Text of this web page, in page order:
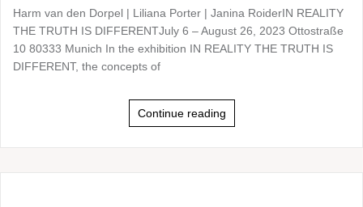
Harm van den Dorpel | Liliana Porter | Janina RoiderIN REALITY
THE TRUTH IS DIFFERENTJuly 6 – August 26, 2023 Ottostraße
10 80333 Munich In the exhibition IN REALITY THE TRUTH IS
DIFFERENT, the concepts of
Continue reading